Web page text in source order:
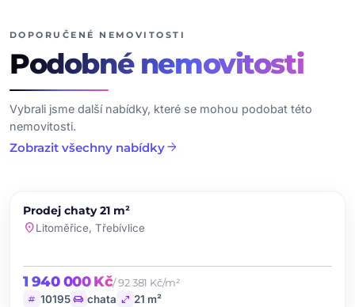
DOPORUČENÉ NEMOVITOSTI
Zobrazit všechny nabídkyarrow_forward
Podobné nemovitosti
Vybrali jsme další nabídky, které se mohou podobat této
nemovitosti.
PRODEJ
Prodej chaty 21 m²
location_onLitoměřice, Třebívlice
1 940 000 Kč/ 92 381 Kč/m²
tag 10195 chair chata open_in_full 21 m²